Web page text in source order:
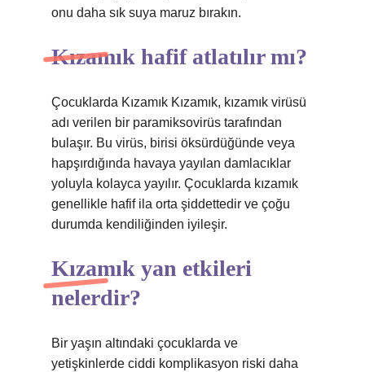
onu daha sık suya maruz bırakın.
Kızamık hafif atlatılır mı?
Çocuklarda Kızamık Kızamık, kızamık virüsü
adı verilen bir paramiksovirüs tarafından
bulaşır. Bu virüs, birisi öksürdüğünde veya
hapşırdığında havaya yayılan damlacıklar
yoluyla kolayca yayılır. Çocuklarda kızamık
genellikle hafif ila orta şiddettedir ve çoğu
durumda kendiliğinden iyileşir.
Kızamık yan etkileri
nelerdir?
Bir yaşın altındaki çocuklarda ve
yetişkinlerde ciddi komplikasyon riski daha